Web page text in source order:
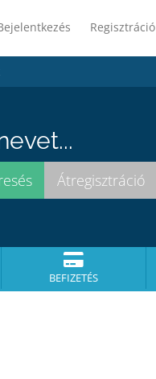
Regisztráció
BEFIZETÉS